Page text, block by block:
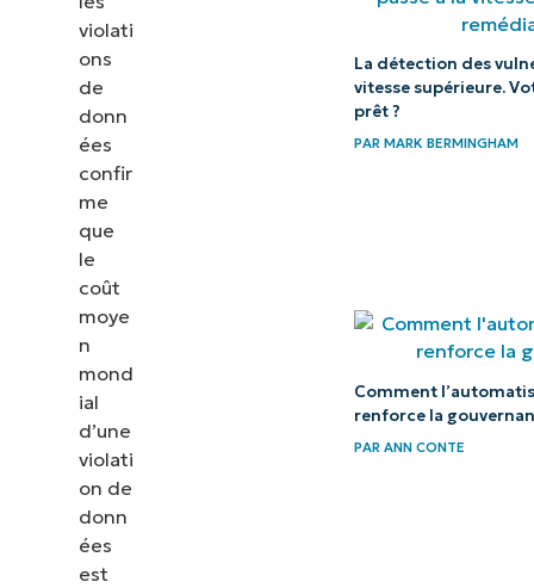
la
grâce à une
des
Gérez la
violati
ons
de
donn
ées
confir
me
que
le
coût
moye
n
mond
ial
d’une
violati
on de
donn
ées
est
La détection des
vitesse supérieure.
prêt ?
PAR MARK BERMINGHAM
Comment
renforce la
PAR ANN CONTE